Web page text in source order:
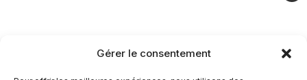
Gérer le consentement